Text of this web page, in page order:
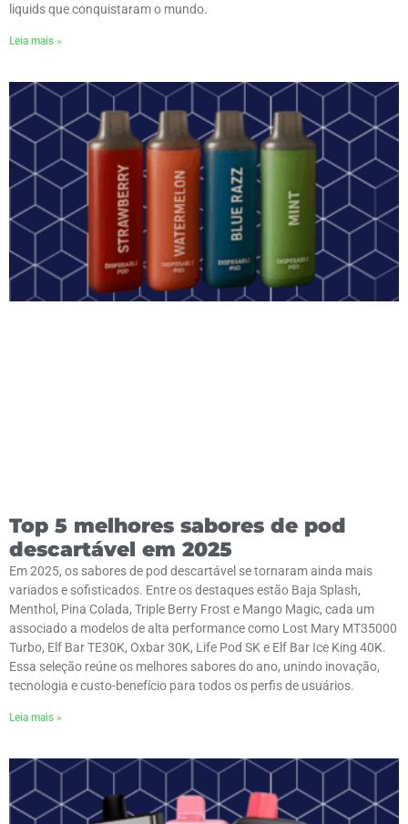
liquids que conquistaram o mundo.
Leia mais »
Top 5 melhores sabores de pod
descartável em 2025
Em 2025, os sabores de pod descartável se tornaram ainda mais
variados e sofisticados. Entre os destaques estão Baja Splash,
Menthol, Pina Colada, Triple Berry Frost e Mango Magic, cada um
associado a modelos de alta performance como Lost Mary MT35000
Turbo, Elf Bar TE30K, Oxbar 30K, Life Pod SK e Elf Bar Ice King 40K.
Essa seleção reúne os melhores sabores do ano, unindo inovação,
tecnologia e custo-benefício para todos os perfis de usuários.
Leia mais »